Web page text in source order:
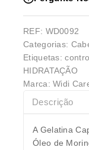
REF: WD0092
Categorias:
Etiquetas:
HIDRATAÇÃO
Marca:Widi
Descrição
A Gelatina
Óleo de